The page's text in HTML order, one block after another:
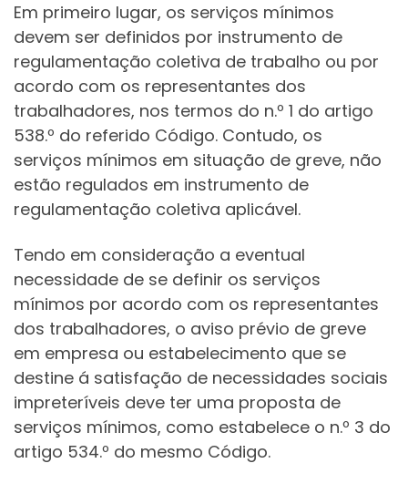
Em primeiro lugar, os serviços mínimos
devem ser definidos por instrumento de
regulamentação coletiva de trabalho ou por
acordo com os representantes dos
trabalhadores, nos termos do n.º 1 do artigo
538.º do referido Código. Contudo, os
serviços mínimos em situação de greve, não
estão regulados em instrumento de
regulamentação coletiva aplicável.
Tendo em consideração a eventual
necessidade de se definir os serviços
mínimos por acordo com os representantes
dos trabalhadores, o aviso prévio de greve
em empresa ou estabelecimento que se
destine á satisfação de necessidades sociais
impreteríveis deve ter uma proposta de
serviços mínimos, como estabelece o n.º 3 do
artigo 534.º do mesmo Código.